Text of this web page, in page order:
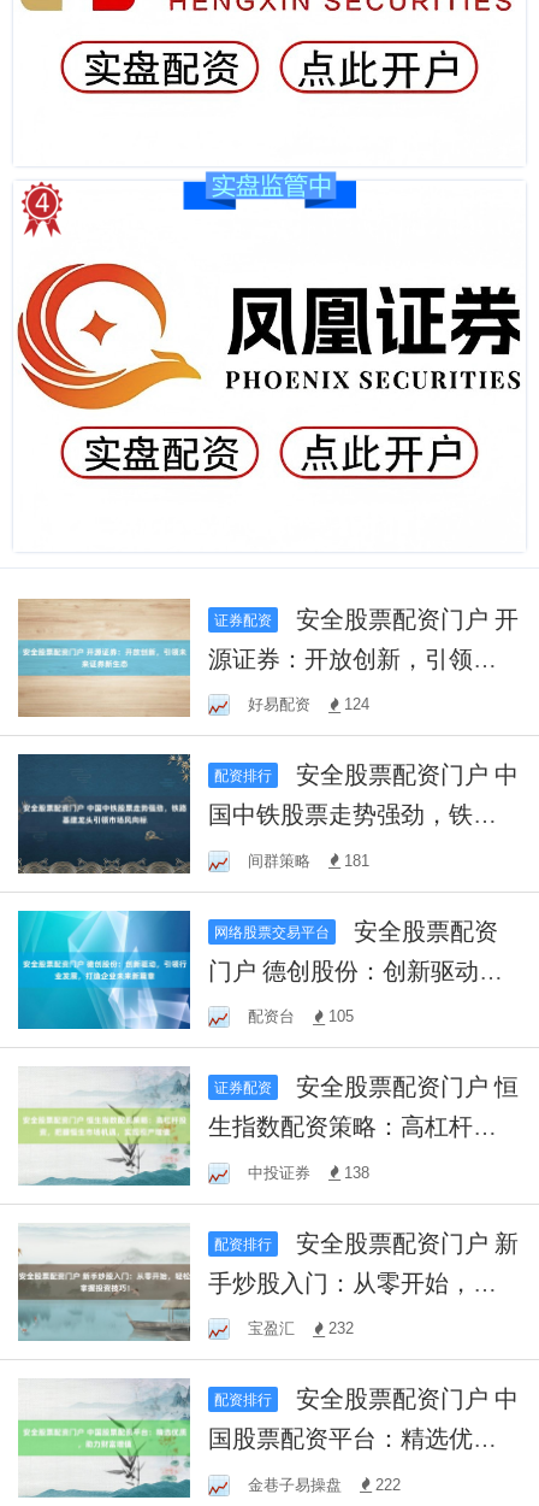
证券配资
安全股票配资门户 开
源证券：开放创新，引领未
来证券新生态
好易配资 124
配资排行
安全股票配资门户 中
国中铁股票走势强劲，铁路
基建龙头引领市场风向标
间群策略 181
网络股票交易平台
安全股票配资
门户 德创股份：创新驱动，
引领行业发展，打造企业未
来新篇章
配资台 105
证券配资
安全股票配资门户 恒
生指数配资策略：高杠杆投
资，把握恒生市场机遇，实
现资产增值
中投证券 138
配资排行
安全股票配资门户 新
手炒股入门：从零开始，轻
松掌握投资技巧！
宝盈汇 232
配资排行
安全股票配资门户 中
国股票配资平台：精选优
质，助力财富增值
金巷子易操盘 222